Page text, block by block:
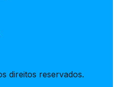
direitos reservados.